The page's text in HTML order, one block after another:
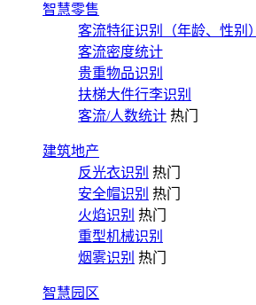
智慧零售
客流特征识别（年龄、性别）
客流密度统计
贵重物品识别
扶梯大件行李识别
客流/人数统计 热门
建筑地产
反光衣识别 热门
安全帽识别 热门
火焰识别 热门
重型机械识别
烟雾识别 热门
智慧园区